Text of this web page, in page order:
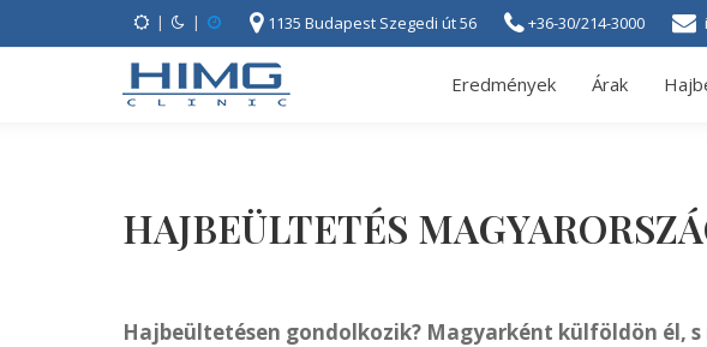
| | 1135 Budapest Szegedi út 56 +36-30/214-3000
Eredmények Árak
HAJBEÜLTETÉS
Hajbeültetésen gondolkozik? Magyarként külföldön él,